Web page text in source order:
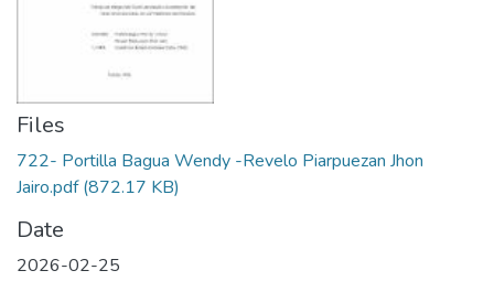
Files
722- Portilla Bagua Wendy -Revelo Piarpuezan Jhon
Jairo.pdf(872.17 KB)
Date
2026-02-25